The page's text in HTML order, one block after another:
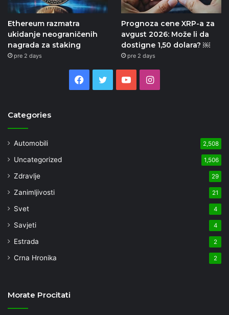
Ethereum razmatra
ukidanje neograničenih
nagrada za staking
pre 2 days
Prognoza cene XRP-a za
avgust 2026: Može li da
dostigne 1,50 dolara? ￼
pre 2 days
Facebook
TwitterYouTubeInstagram
Categories
Automobili 2,508
Uncategorized 1,506
Zdravlje 29
Zanimljivosti 21
Svet 4
Savjeti 4
Estrada 2
Crna Hronika 2
Morate Procitati